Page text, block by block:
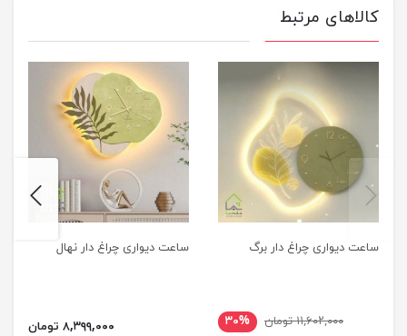
کالاهای مرتبط
ساعت دیواری چراغ دار برگ
۱۱,۶۰۲,۰۰۰ تومان
۳۰%
ساعت دیواری چراغ دار نهال
۸,۳۹۹,۰۰۰ تومان
previus